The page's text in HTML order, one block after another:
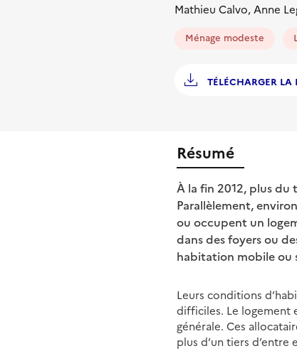
Mathieu Calvo, Anne
Ménage modeste
TÉLÉCHARGER LA
Résumé
À la fin 2012, plus du
Parallèlement,
ou occupent un
dans des foyers ou
habitation mobile ou
Leurs conditions
difficiles. Le logement
générale. Ces
plus d’un tiers